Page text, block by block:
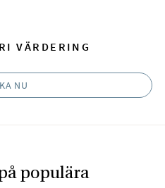
VÄRDERING
NU
populära